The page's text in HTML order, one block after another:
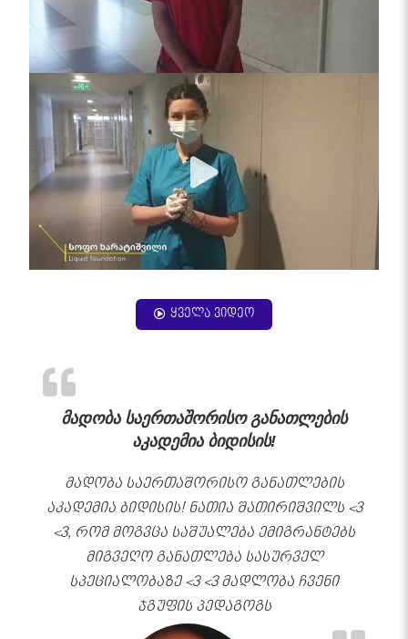
ყველა ვიდეო
მადობა საერთაშორისო განათლების
აკადემია ბიდისის!
მადობა საერთაშორისო განათლების
აკადემია ბიდისის! ნათია შათირიშვილს <3
<3, რომ მოგვცა საშუალება ემიგრანტებს
მიგვეღო განათლება სასურველ
სპეციალობაზე <3 <3 მადლობა ჩვენი
ჯგუფის პედაგოგს